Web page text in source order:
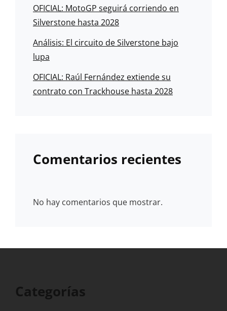
OFICIAL: MotoGP seguirá corriendo en
Silverstone hasta 2028
Análisis: El circuito de Silverstone bajo
lupa
OFICIAL: Raúl Fernández extiende su
contrato con Trackhouse hasta 2028
Comentarios recientes
No hay comentarios que mostrar.
Categorías